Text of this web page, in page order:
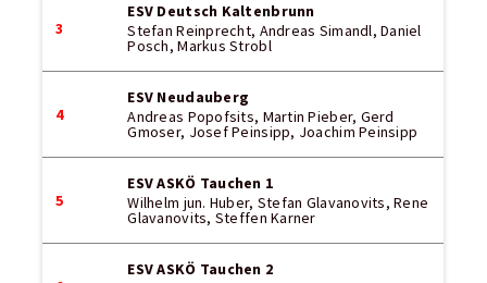
3
ESV Deutsch Kaltenbrunn
Stefan Reinprecht, Andreas Simandl, Daniel
Posch, Markus Strobl
4
ESV Neudauberg
Andreas Popofsits, Martin Pieber, Gerd
Gmoser, Josef Peinsipp, Joachim Peinsipp
5
ESV ASKÖ Tauchen 1
Wilhelm jun. Huber, Stefan Glavanovits, Rene
Glavanovits, Steffen Karner
ESV ASKÖ Tauchen 2